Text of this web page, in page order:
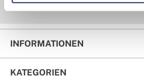
INFORMATIONEN
KATEGORIEN